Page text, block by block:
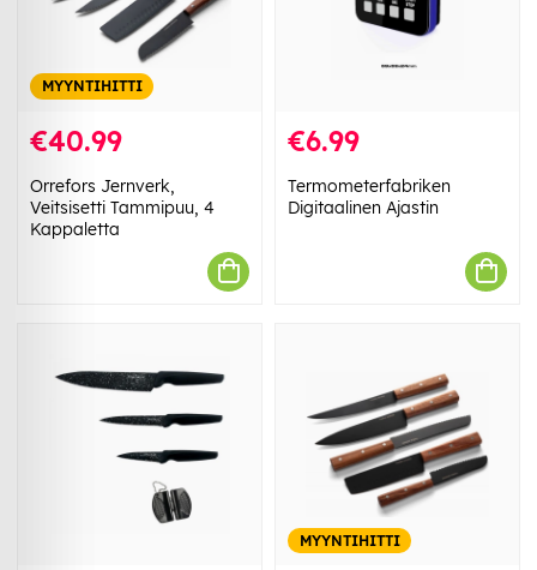
MYYNTIHITTI
€40.99
Orrefors Jernverk,
Veitsisetti Tammipuu, 4
Kappaletta
€6.99
Termometerfabriken
Digitaalinen Ajastin
MYYNTIHITTI